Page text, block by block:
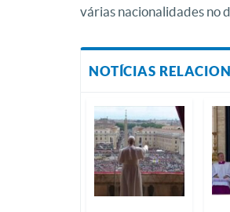
várias nacionalidades no
NOTÍCIAS